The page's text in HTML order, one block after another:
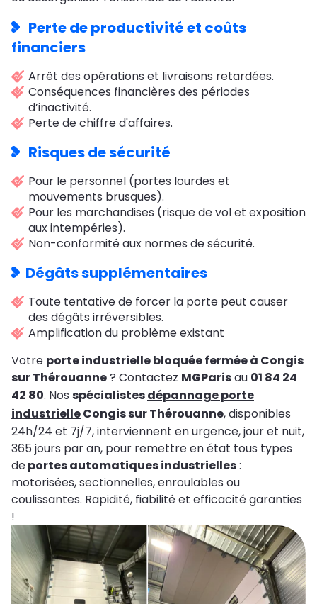
Perte de productivité et coûts
financiers
Arrêt des opérations et livraisons retardées.
Conséquences financières des périodes
d’inactivité.
Perte de chiffre d'affaires.
Risques de sécurité
Pour le personnel (portes lourdes et
mouvements brusques).
Pour les marchandises (risque de vol et exposition
aux intempéries).
Non-conformité aux normes de sécurité.
Dégâts supplémentaires
Toute tentative de forcer la porte peut causer
des dégâts irréversibles.
Amplification du problème existant
Votre porte industrielle bloquée fermée à Congis
sur Thérouanne? Contactez MGParisau 01 84 24
42 80. Nos spécialistesdépannage porte
industrielleCongis sur Thérouanne, disponibles
24h/24 et 7j/7, interviennent en urgence, jour et nuit,
365 jours par an, pour remettre en état tous types
deportes automatiques industrielles:
motorisées, sectionnelles, enroulables ou
coulissantes. Rapidité, fiabilité et efficacité garanties
!